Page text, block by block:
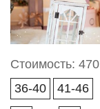
Стоимость: 470
36-40
41-46